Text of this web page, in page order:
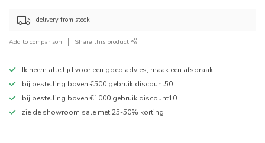
delivery from stock
Add to comparison Share this product
Ik neem alle tijd voor een goed advies, maak een afspraak
bij bestelling boven €500 gebruik discount50
bij bestelling boven €1000 gebruik discount10
zie de showroom sale met 25-50% korting